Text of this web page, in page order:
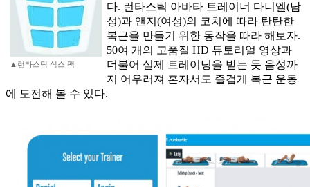
▲런타스틱 식스 팩
다. 런타스틱 아바타 트레이너 다니엘(남
성)과 앤지(여성)의 코치에 따라 탄탄한
복근을 만들기 위한 동작을 따라 해보자.
50여 개의 고품질 HD 튜토리얼 영상과
더불어 실제 트레이닝을 받는 듯 음성까
지 어우러져 혼자서도 즐겁게 복근 운동
에 도전해 볼 수 있다.